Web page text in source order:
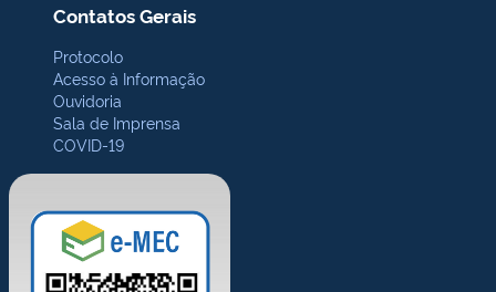
Contatos Gerais
Protocolo
Acesso à Informação
Ouvidoria
Sala de Imprensa
COVID-19